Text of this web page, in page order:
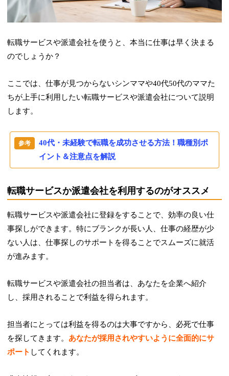
転職サービスや派遣会社を使うと、本当に仕事は早く決まる
のでしょうか？
ここでは、仕事が見つからないシンママや40代50代のママた
ちが上手に利用したい転職サービスや派遣会社について説明
します。
40代・未経験で転職を成功させる方法！職種別ポ
イント＆注意点を解説
転職サービスか派遣会社を利用するのがオススメ
転職サービスや派遣会社に登録をすることで、効率の良い仕
事探しができます。特にブランクが長い人、仕事の経歴が少
ない人は、仕事探しのサポートを得ることでスムーズに就活
が進みます。
転職サービスや派遣会社の担当者は、あなたを企業へ紹介
し、採用されることで利益を得られます。
担当者にとっては利益を得るのは大事ですから、必死で仕事
を探してきます。 あなたが採用されやすいように全面的にサ
ポート してくれます。